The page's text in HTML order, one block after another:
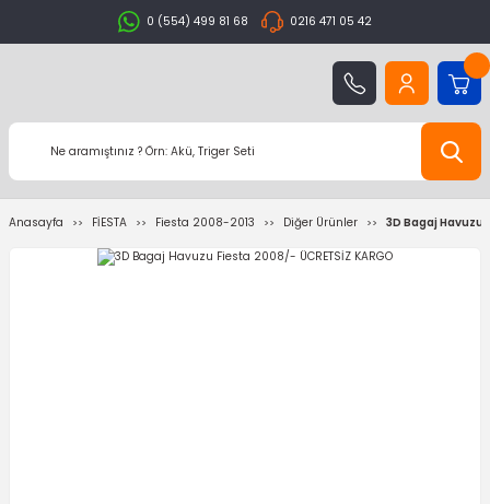
0 (554) 499 81 68 0216 471 05 42
Anasayfa FİESTA Fiesta 2008-2013 Diğer Ürünler 3D Bagaj Havuzu